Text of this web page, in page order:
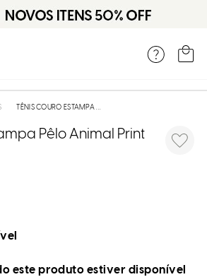
TÊNIS COURO ESTAMPA PÊLO ANIMAL PRINT ZEBRA
Pêlo Animal Print
este produto estiver disponível